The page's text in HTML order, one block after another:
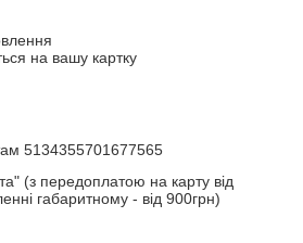
на вашу картку
5134355701677565
(з передоплатою на карту від
габаритному - від 900грн)